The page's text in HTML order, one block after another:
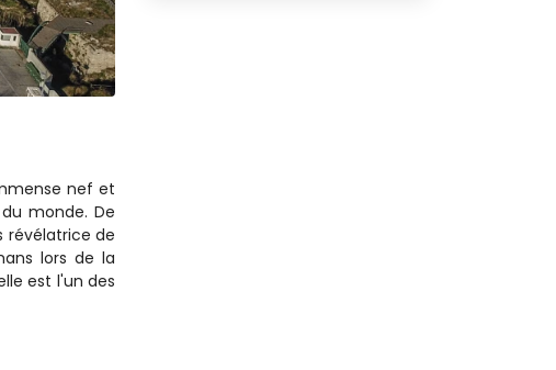
nef et
monde. De
révélatrice de
lors de la
est l'un des